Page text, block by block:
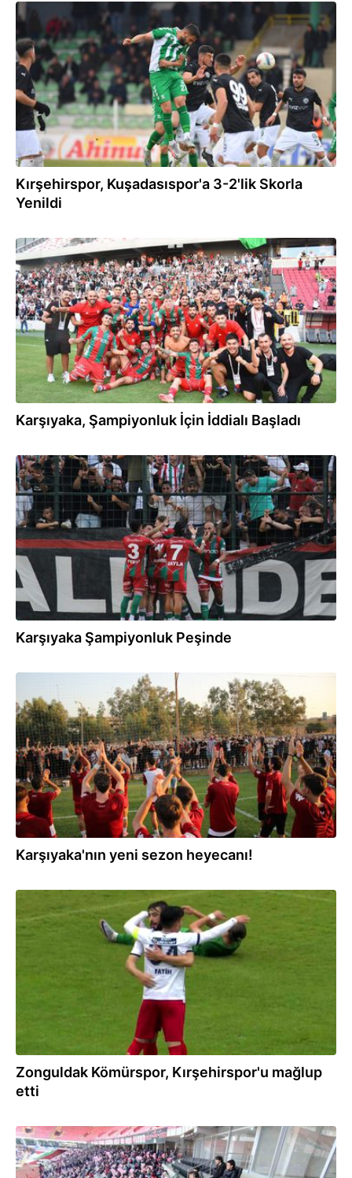
17.11.2024
Kırşehirspor, Kuşadasıspor'a 3-2'lik Skorla
Yenildi
23.09.2024
Karşıyaka, Şampiyonluk İçin İddialı Başladı
15.09.2024
Karşıyaka Şampiyonluk Peşinde
Karşıyaka'nın yeni sezon heyecanı!
28.04.2024
Zonguldak Kömürspor, Kırşehirspor'u mağlup
etti
18.03.2024